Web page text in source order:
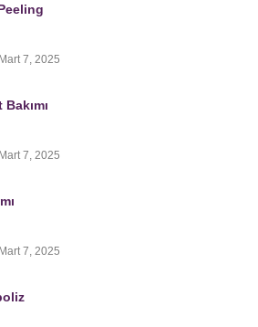
7, 2025
7, 2025
7, 2025